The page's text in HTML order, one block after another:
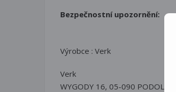
Bezpečnostní upozornění:
Výrobce : Verk
Verk
WYGODY 16, 05-090